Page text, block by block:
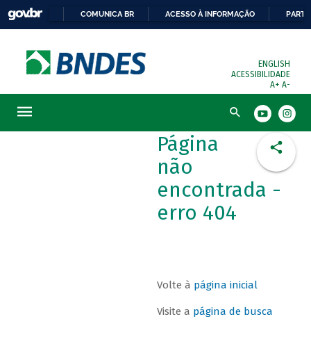
COMUNICA BR ACESSO À INFORMAÇÃO
ENGLISH
ACESSIBILIDADE
A+ A-
Busca
Página
não
encontrada -
erro 404
Volte à página inicial
Visite a página de busca